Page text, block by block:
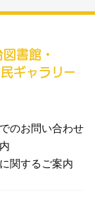
書館・
ギャラリー
のお問い合わせ
関するご案内